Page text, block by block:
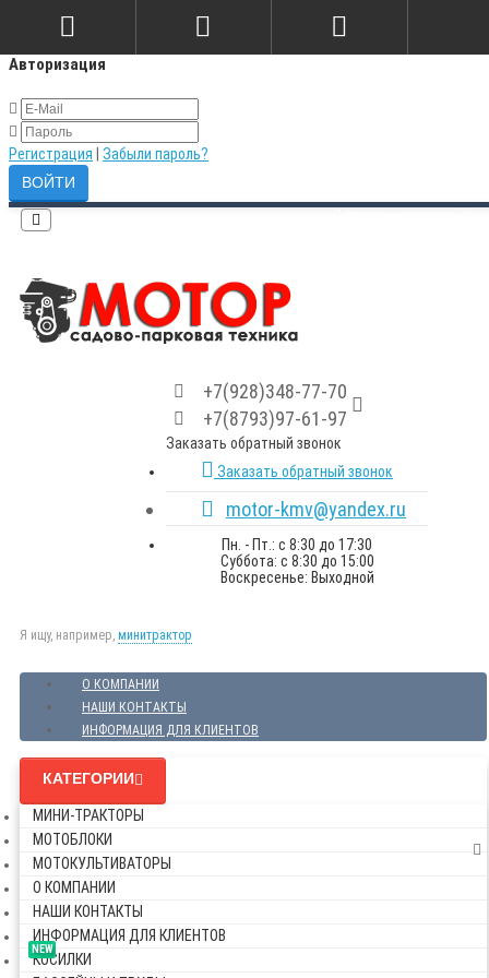
Авторизация
Регистрация Забыли пароль?
+7(928)348-77-70
+7(8793)97-61-97
Заказать обратный звонок
Заказать обратный звонок
motor-kmv@yandex.ru
Пн. - Пт.: с 8:30 до 17:30
Суббота: с 8:30 до 15:00
Воскресенье: Выходной
Я ищу, например, минитрактор
О КОМПАНИИ
НАШИ КОНТАКТЫ
ИНФОРМАЦИЯ ДЛЯ КЛИЕНТОВ
КАТЕГОРИИ
МИНИ-ТРАКТОРЫ
МОТОБЛОКИ
МОТОКУЛЬТИВАТОРЫ
О КОМПАНИИ
НАШИ КОНТАКТЫ
ИНФОРМАЦИЯ ДЛЯ КЛИЕНТОВ
NEW
КОСИЛКИ